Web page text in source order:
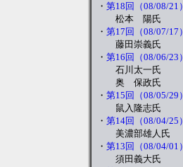
・ 第18回（08/08/21）
松本 陽氏
・ 第17回（08/07/17）
藤田崇義氏
・ 第16回（08/06/23）
石川太一氏
奥 保政氏
・ 第15回（08/05/29）
鼠入隆志氏
・ 第14回（08/04/25）
美濃部雄人氏
・ 第13回（08/04/01）
須田義大氏